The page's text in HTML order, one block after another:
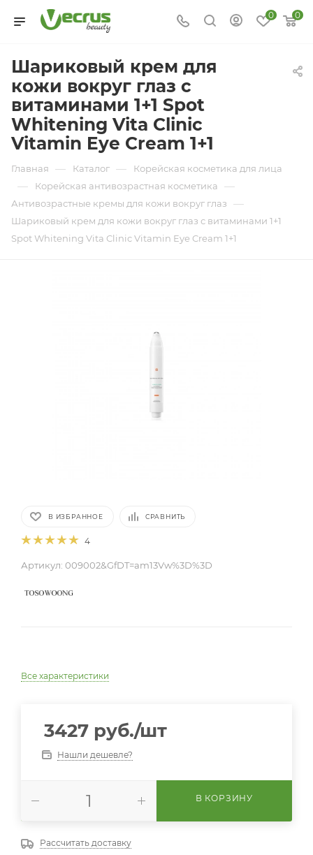
0 0
Шариковый крем для
кожи вокруг глаз с
витаминами 1+1 Spot
Whitening Vita Clinic
Vitamin Eye Cream 1+1
Главная — Каталог — Корейская косметика для лица
— Корейская антивозрастная косметика —
Антивозрастные кремы для кожи вокруг глаз —
Шариковый крем для кожи вокруг глаз с витаминами 1+1
Spot Whitening Vita Clinic Vitamin Eye Cream 1+1
В ИЗБРАННОЕ СРАВНИТЬ
4
Артикул: 009002&GfDT=am13Vw%3D%3D
Все характеристики
3427 руб./шт
Нашли дешевле?
В КОРЗИНУ
Рассчитать доставку